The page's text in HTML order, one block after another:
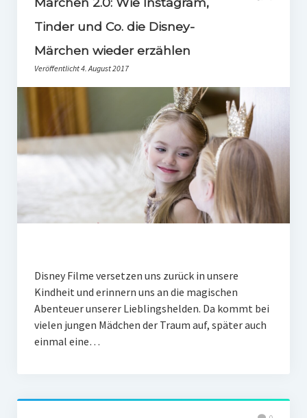
Tinder und Co. die Disney-
Märchen wieder erzählen
Veröffentlicht 4. August 2017
Disney Filme versetzen uns zurück in unsere
Kindheit und erinnern uns an die magischen
Abenteuer unserer Lieblingshelden. Da kommt bei
vielen jungen Mädchen der Traum auf, später auch
einmal eine…